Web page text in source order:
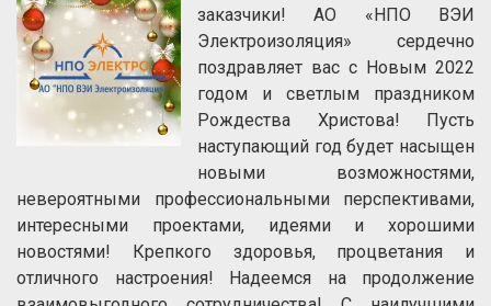
заказчики! АО «НПО ВЭИ
Электроизоляция» сердечно
поздравляет вас с Новым 2022
годом и светлым праздником
Рождества Христова! Пусть
наступающий год будет насыщен
новыми возможностями,
невероятными профессиональными перспективами,
интересными проектами, идеями и хорошими
новостями! Крепкого здоровья, процветания и
отличного настроения! Надеемся на продолжение